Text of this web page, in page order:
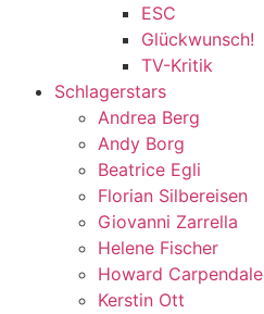
ESC
Glückwunsch!
TV-Kritik
Schlagerstars
Andrea Berg
Andy Borg
Beatrice Egli
Florian Silbereisen
Giovanni Zarrella
Helene Fischer
Howard Carpendale
Kerstin Ott